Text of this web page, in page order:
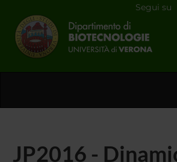
Segui su
JP2016 -